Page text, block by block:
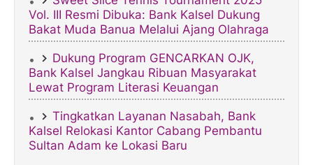
Vol. III Resmi Dibuka: Bank Kalsel Dukung
Bakat Muda Banua Melalui Ajang Olahraga
Dukung Program GENCARKAN OJK,
Bank Kalsel Jangkau Ribuan Masyarakat
Lewat Program Literasi Keuangan
Tingkatkan Layanan Nasabah, Bank
Kalsel Relokasi Kantor Cabang Pembantu
Sultan Adam ke Lokasi Baru